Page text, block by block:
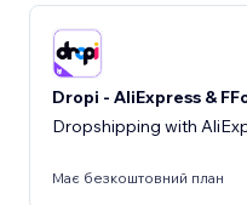
Dropi - AliExpress &
Dropshipping with
Має безкоштовний план